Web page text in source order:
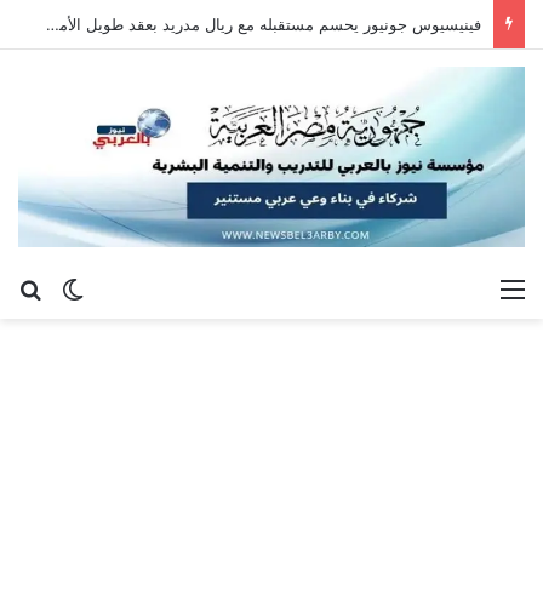
فينيسيوس جونيور يحسم مستقبله مع ريال مدريد بعقد طويل الأمد حتى 2032
الوضع القائمة